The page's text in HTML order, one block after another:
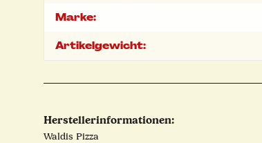
Marke:
Artikelgewicht:
Herstellerinformationen:
Waldis Pizza